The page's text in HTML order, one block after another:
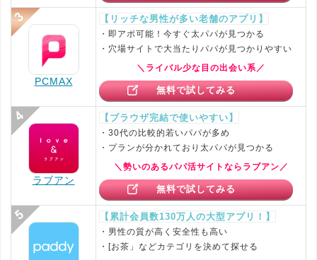
PCMAX
【リッチな男性が多い老舗のアプリ】
・即アポ可能！今すぐ太パパが見つかる
・穴場サイトで大当たりパパが見つかりやすい
＼ライバル少な目の出会い系／
無料で試してみる
ラブアン
【ブラウザ完結で使いやすい】
・30代の比較的若いパパが多め
・プランが分かれており太パパが見つかる
＼勢いのあるパパ活サイトならラブアン／
無料で試してみる
【累計会員数130万人の大型アプリ！】
・男性の質が高く安全性も高い
・[お茶」などカテゴリを決めて探せる